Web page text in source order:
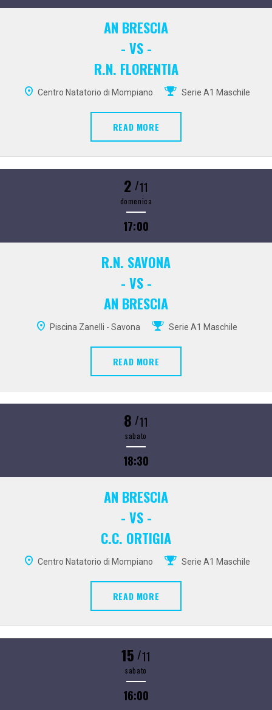
AN BRESCIA
- VS -
R.N. FLORENTIA
Centro Natatorio di Mompiano Serie A1 Maschile
READ MORE
2 /11
domenica
17:00
R.N. SAVONA
- VS -
AN BRESCIA
Piscina Zanelli - Savona Serie A1 Maschile
READ MORE
8 /11
sabato
18:30
AN BRESCIA
- VS -
C.C. ORTIGIA
Centro Natatorio di Mompiano Serie A1 Maschile
READ MORE
15 /11
sabato
16:00